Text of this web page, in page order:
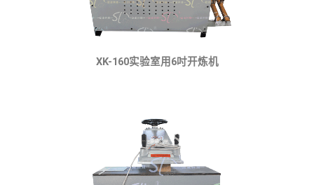
XK-160实验室用6吋开炼机